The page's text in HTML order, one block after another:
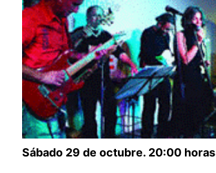
Sábado 29 de octubre. 20:00 horas